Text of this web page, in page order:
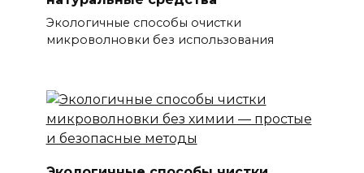
Экологичные способы очистки
микроволновки без использования